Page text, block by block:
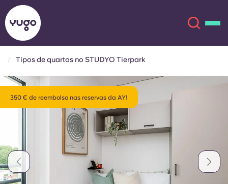
Sobre
LocalizaçõesEnglish (US)
Chinese Español
Català
Tipos de quartos no STUDYO Tierpark
350 € de reembolso nas reservas da AY!